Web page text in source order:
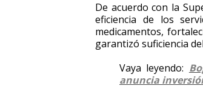
De acuerdo con la
eficiencia de los
medicamentos,
garantizó suficiencia
Vaya leyendo:
anuncia